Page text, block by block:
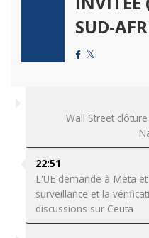
SUD-
Wall Street
22:51
L'UE demande à Meta
surveillance et la
discussions sur Ceuta